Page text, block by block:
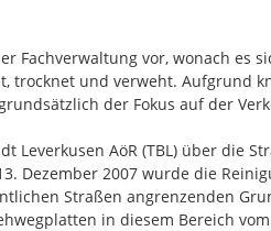
Fachverwaltung vor, wonach es
trocknet und verweht. Aufgrund
der Fokus auf der
Leverkusen AöR (TBL) über die
Dezember 2007 wurde die
Straßen angrenzenden
in diesem Bereich